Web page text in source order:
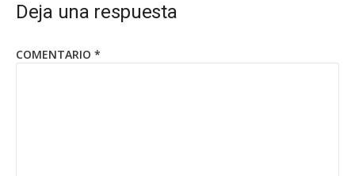
Deja una respuesta
COMENTARIO *